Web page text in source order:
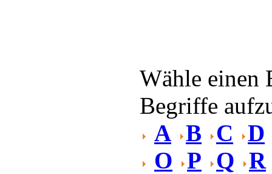
Wähle einen
Begriffe
A B C
D
O P Q R